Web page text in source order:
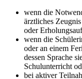
wenn die
ärztliches
oder
wenn die
oder an einem
dessen Sprache
Schulunterricht
bei aktiver